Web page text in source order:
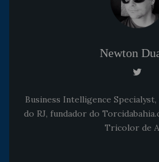
Newton
Business Intelligence
do RJ, fundador do
Tricolor de